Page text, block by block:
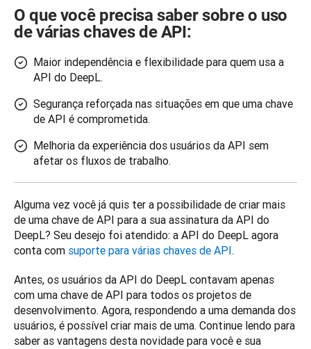
O que você precisa saber sobre o uso
de várias chaves de API:
Maior independência e flexibilidade para quem usa a
API do DeepL.
Segurança reforçada nas situações em que uma chave
de API é comprometida.
Melhoria da experiência dos usuários da API sem
afetar os fluxos de trabalho.
Alguma vez você já quis ter a possibilidade de criar mais
de uma chave de API para a sua assinatura da API do
DeepL? Seu desejo foi atendido: a API do DeepL agora
conta com suporte para várias chaves de API.
Antes, os usuários da API do DeepL contavam apenas
com uma chave de API para todos os projetos de
desenvolvimento. Agora, respondendo a uma demanda dos
usuários, é possível criar mais de uma. Continue lendo para
saber as vantagens desta novidade para você e sua